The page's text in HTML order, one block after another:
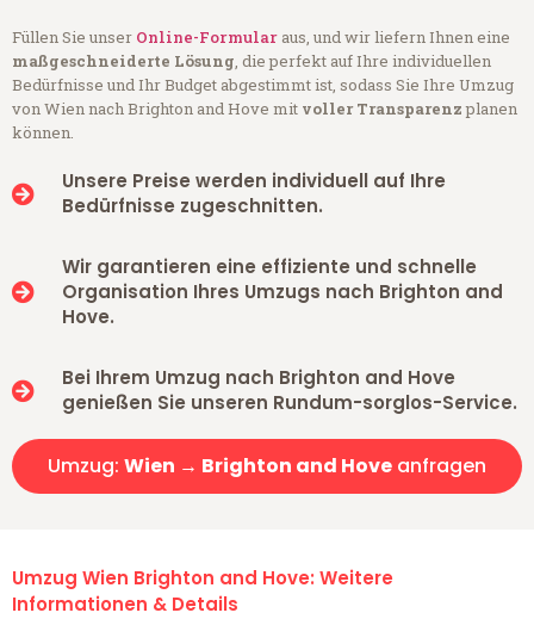
Füllen Sie unser Online-Formular aus, und wir liefern Ihnen eine
maßgeschneiderte Lösung, die perfekt auf Ihre individuellen
Bedürfnisse und Ihr Budget abgestimmt ist, sodass Sie Ihre Umzug
von Wien nach Brighton and Hove mit voller Transparenzplanen
können.
Unsere Preise werden individuell auf Ihre
Bedürfnisse zugeschnitten.
Wir garantieren eine effiziente und schnelle
Organisation Ihres Umzugs nach Brighton and
Hove.
Bei Ihrem Umzug nach Brighton and Hove
genießen Sie unseren Rundum-sorglos-Service.
Umzug: Wien → Brighton and Hove anfragen
Umzug Wien Brighton and Hove: Weitere
Informationen & Details